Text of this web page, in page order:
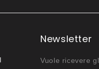
Newsletter
Vuole ricevere